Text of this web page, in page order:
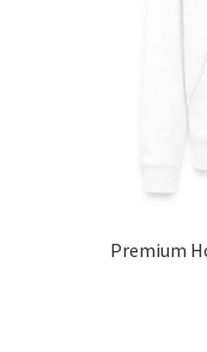
Premium